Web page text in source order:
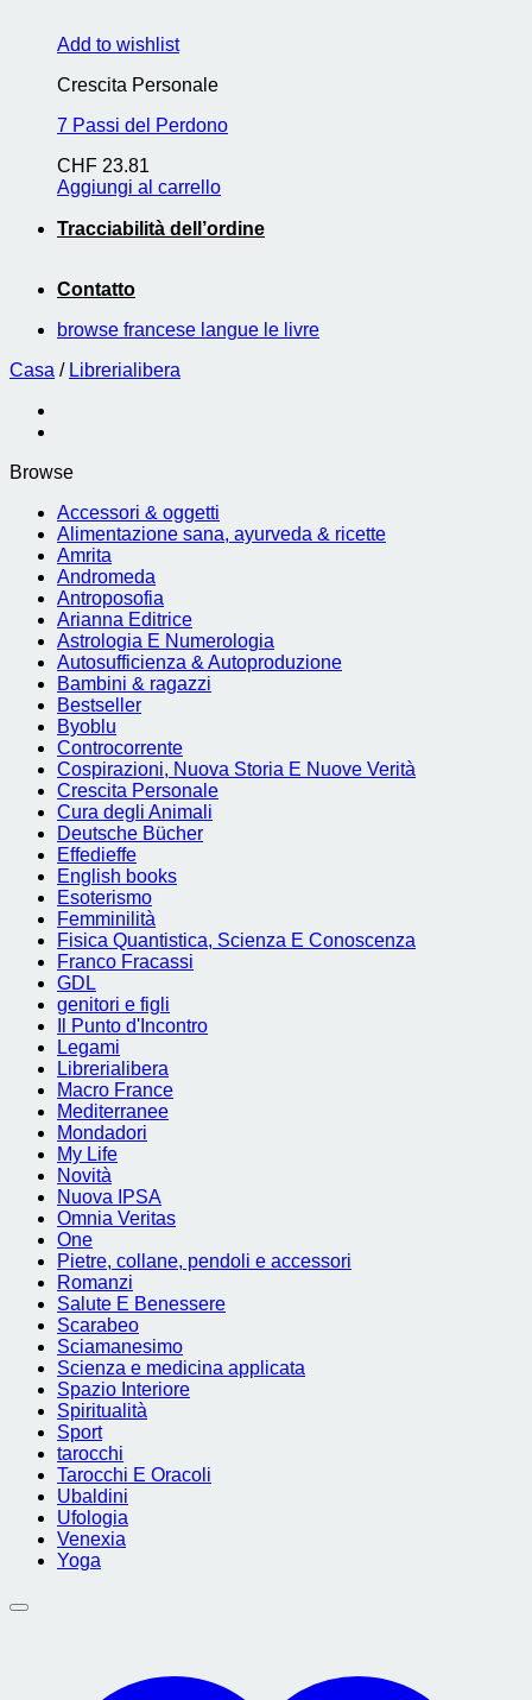
Add to wishlist
Crescita Personale
7 Passi del Perdono
CHF 23.81
Aggiungi al carrello
Tracciabilità dell’ordine
Contatto
browse francese langue le livre
Casa / Librerialibera
Browse
Accessori & oggetti
Alimentazione sana, ayurveda & ricette
Amrita
Andromeda
Antroposofia
Arianna Editrice
Astrologia E Numerologia
Autosufficienza & Autoproduzione
Bambini & ragazzi
Bestseller
Byoblu
Controcorrente
Cospirazioni, Nuova Storia E Nuove Verità
Crescita Personale
Cura degli Animali
Deutsche Bücher
Effedieffe
English books
Esoterismo
Femminilità
Fisica Quantistica, Scienza E Conoscenza
Franco Fracassi
GDL
genitori e figli
Il Punto d'Incontro
Legami
Librerialibera
Macro France
Mediterranee
Mondadori
My Life
Novità
Nuova IPSA
Omnia Veritas
One
Pietre, collane, pendoli e accessori
Romanzi
Salute E Benessere
Scarabeo
Sciamanesimo
Scienza e medicina applicata
Spazio Interiore
Spiritualità
Sport
tarocchi
Tarocchi E Oracoli
Ubaldini
Ufologia
Venexia
Yoga